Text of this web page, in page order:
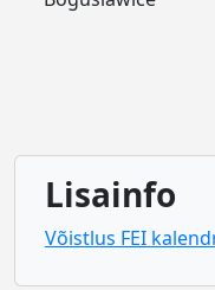
Lisainfo
Võistlus FEI